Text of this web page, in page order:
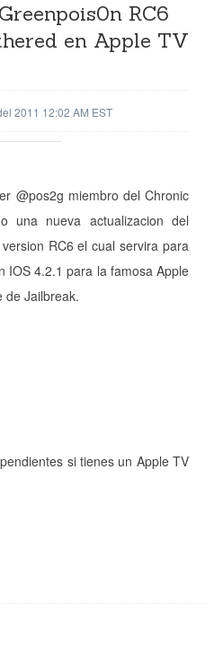
RC6
en Apple TV
2011 12:02 AM EST
@pos2g miembro del Chronic
una nueva actualizacion del
RC6 el cual servira para
IOS 4.2.1 para la famosa Apple
de Jailbreak.
si tienes un Apple TV